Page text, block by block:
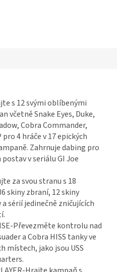
s 12 svými oblíbenými
včetně Snake Eyes, Duke,
Cobra Commander,
4 hráče v 17 epických
Zahrnuje dabing pro
v seriálu GI Joe
za svou stranu s 18
skiny zbraní, 12 skiny
sérií jedinečně zničujících
Převezměte kontrolu nad
a Cobra HISS tanky ve
místech, jako jsou USS